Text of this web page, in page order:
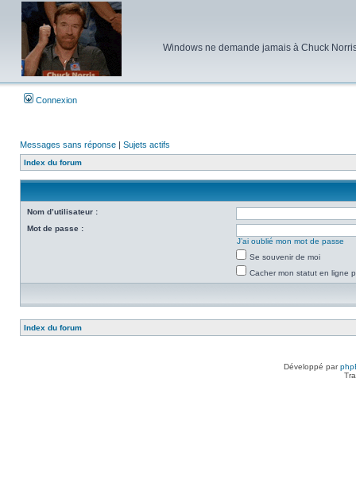
Windows ne demande jamais à Chuck
Connexion
Messages sans réponse | Sujets actifs
Index du forum
Nom d’utilisateur :
Mot de passe :
J’ai oublié mon mot de passe
Se souvenir de moi
Cacher mon statut en ligne
Index du forum
Développé par